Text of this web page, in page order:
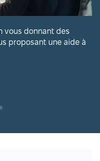
vous donnant des
proposant une aide à